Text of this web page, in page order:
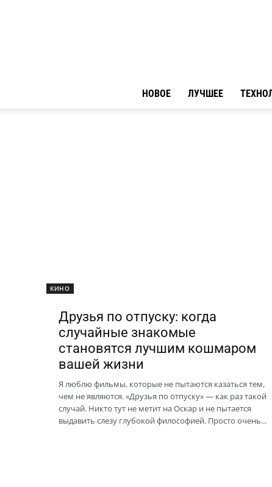
НОВОЕ ЛУЧШЕЕ
КИНО
Друзья по отпуску: когда
случайные знакомые
становятся лучшим кошмаром
вашей жизни
Я люблю фильмы, которые не пытаются казаться тем,
чем не являются. «Друзья по отпуску» — как раз такой
случай. Никто тут не метит на Оскар и не пытается
выдавить слезу глубокой философией. Просто очень...